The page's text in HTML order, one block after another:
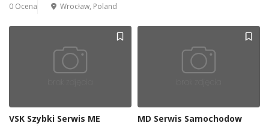
0 Ocena Wrocław, Poland
VSK Szybki Serwis ME MD Serwis Samochodow